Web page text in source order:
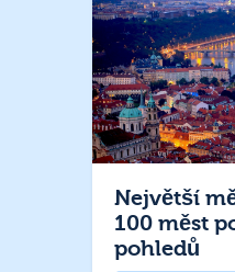
Největší
100 měst
pohledů